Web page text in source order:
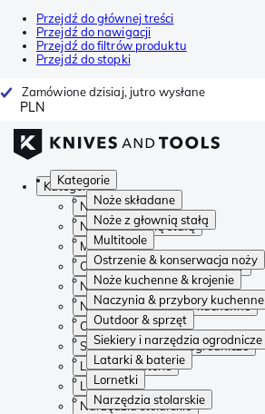
Przejdź do głównej treści
Przejdź do nawigacji
Przejdź do filtrów produktu
Przejdź do stopki
Zamówione dzisiaj, jutro wysłane
PLN
Kategorie
Noże składane
Noże z głownią stałą
Multitoole
Ostrzenie & konserwacja noży
Noże kuchenne & krojenie
Naczynia & przybory kuchenne
Outdoor & sprzęt
Siekiery i narzędzia ogrodnicze
Latarki & baterie
Lornetki
Narzędzia stolarskie
Kategorie
Noże składane
Noże z głownią stałą
Multitoole
Ostrzenie & konserwacja noży
Noże kuchenne & krojenie
Naczynia & przybory kuchenne
Outdoor & sprzęt
Siekiery i narzędzia ogrodnicze
Latarki & baterie
Lornetki
Narzędzia stolarskie